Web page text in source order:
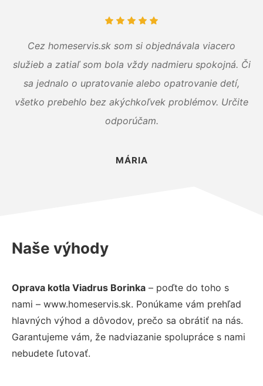
Cez homeservis.sk som si objednávala viacero
služieb a zatiaľ som bola vždy nadmieru spokojná. Či
sa jednalo o upratovanie alebo opatrovanie detí,
všetko prebehlo bez akýchkoľvek problémov. Určite
odporúčam.
MÁRIA
Naše výhody
Oprava kotla Viadrus Borinka – poďte do toho s
nami – www.homeservis.sk. Ponúkame vám prehľad
hlavných výhod a dôvodov, prečo sa obrátiť na nás.
Garantujeme vám, že nadviazanie spolupráce s nami
nebudete ľutovať.